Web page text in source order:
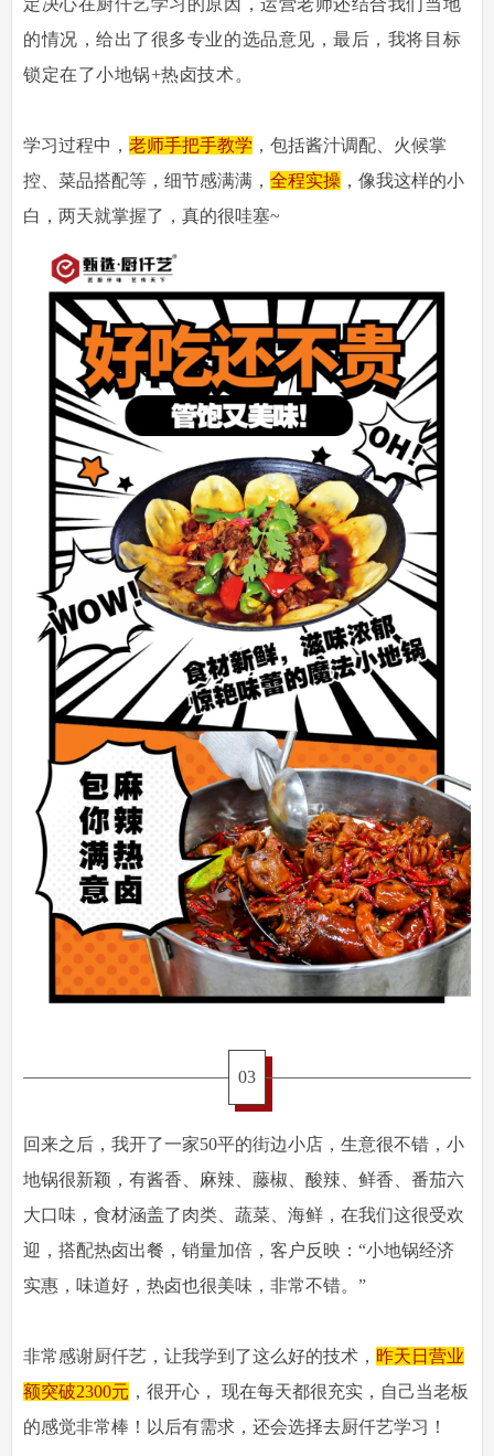
的情况，给出了很多专业的选品意见，最后，我将目标
锁定在了小地锅+热卤技术。
学习过程中， 老师手把手教学 ，包括酱汁调配、火候掌
控、菜品搭配等，细节感满满， 全程实操 ，像我这样的小
白，两天就掌握了，真的很哇塞~
03
回来之后，我开了一家50平的街边小店，生意很不错，小
地锅很新颖，有酱香、麻辣、藤椒、酸辣、鲜香、番茄六
大口味，食材涵盖了肉类、蔬菜、海鲜，在我们这很受欢
迎，搭配热卤出餐，销量加倍，客户反映：“小地锅经济
实惠，味道好，热卤也很美味，非常不错。”
非常感谢厨仟艺，让我学到了这么好的技术， 昨天日营业
额突破2300元 ，很开心， 现在每天都很充实，自己当老板
的感觉非常棒！以后有需求，还会选择去厨仟艺学习！